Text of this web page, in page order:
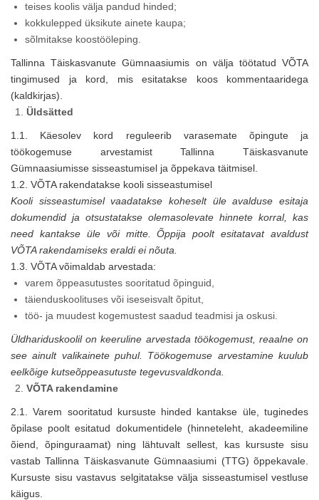
teises koolis välja pandud hinded;
kokkulepped üksikute ainete kaupa;
sõlmitakse koostööleping.
Tallinna Täiskasvanute Gümnaasiumis on välja töötatud VÕTA
tingimused ja kord, mis esitatakse koos kommentaaridega
(kaldkirjas).
Üldsätted
1.1. Käesolev kord reguleerib varasemate õpingute ja
töökogemuse arvestamist Tallinna Täiskasvanute
Gümnaasiumisse sisseastumisel ja õppekava täitmisel.
1.2. VÕTA rakendatakse kooli sisseastumisel
Kooli sisseastumisel vaadatakse koheselt üle avalduse esitaja
dokumendid ja otsustatakse olemasolevate hinnete korral, kas
need kantakse üle või mitte. Õppija poolt esitatavat avaldust
VÕTA rakendamiseks eraldi ei nõuta.
1.3. VÕTA võimaldab arvestada:
varem õppeasutustes sooritatud õpinguid,
täienduskoolituses või iseseisvalt õpitut,
töö- ja muudest kogemustest saadud teadmisi ja oskusi.
Üldhariduskoolil on keeruline arvestada töökogemust, reaalne on
see ainult valikainete puhul. Töökogemuse arvestamine kuulub
eelkõige kutseõppeasutuste tegevusvaldkonda.
VÕTA rakendamine
2.1. Varem sooritatud kursuste hinded kantakse üle, tuginedes
õpilase poolt esitatud dokumentidele (hinneteleht, akadeemiline
õiend, õpinguraamat) ning lähtuvalt sellest, kas kursuste sisu
vastab Tallinna Täiskasvanute Gümnaasiumi (TTG) õppekavale.
Kursuste sisu vastavus selgitatakse välja sisseastumisel vestluse
käigus.